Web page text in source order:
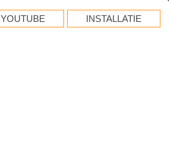
YOUTUBE INSTALLATIE